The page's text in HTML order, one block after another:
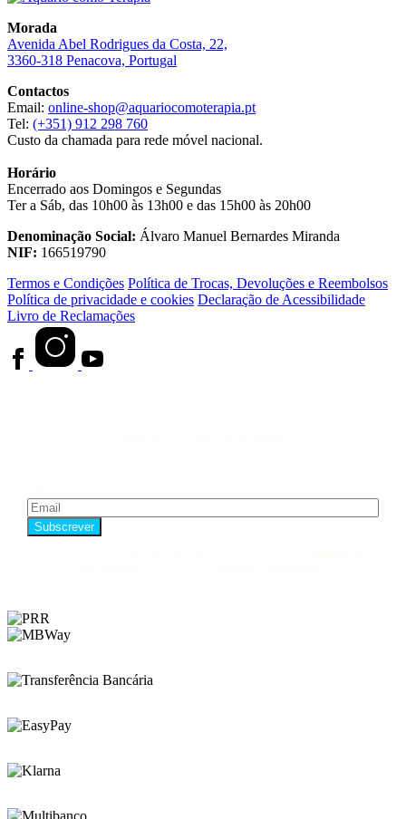
Morada
Avenida Abel Rodrigues da Costa, 22,
3360-318 Penacova, Portugal
Contactos
Email: online-shop@aquariocomoterapia.pt
Tel: (+351) 912 298 760
Custo da chamada para rede móvel nacional.
Horário
Encerrado aos Domingos e Segundas
Ter a Sáb, das 10h00 às 13h00 e das 15h00 às 20h00
Denominação Social: Álvaro Manuel Bernardes Miranda
NIF: 166519790
Termos e Condições Política de Trocas, Devoluções e Reembolsos
Política de privacidade e cookies Declaração de Acessibilidade
Livro de Reclamações